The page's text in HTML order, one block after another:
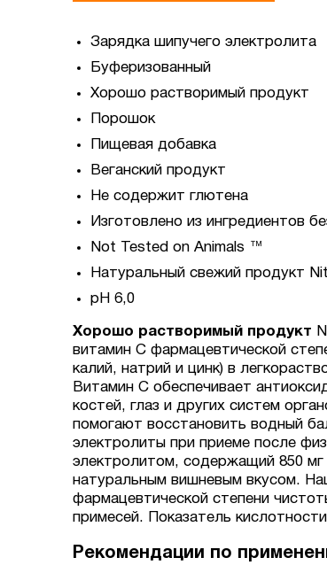
Зарядка шипучего электролита
Буферизованный
Хорошо растворимый продукт
Порошок
Пищевая добавка
Веганский продукт
Не содержит глютена
Изготовлено из ингредиентов
Not Tested on Animals ™
Натуральный свежий продукт
pH 6,0
Хорошо растворимый продукт
витамин С фармацевтической
калий, натрий и цинк) в
Витамин С обеспечивает
костей, глаз и других систем
помогают восстановить водный
электролиты при приеме после
электролитом, содержащий 850
натуральным вишневым вкусом.
фармацевтической степени
примесей. Показатель
Рекомендации по